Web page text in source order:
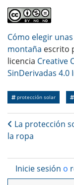
Cómo elegir
montaña escrito
licencia Creative
SinDerivadas 4.0
protección solar
Enlaces
La protección
la ropa
Inicie sesión o